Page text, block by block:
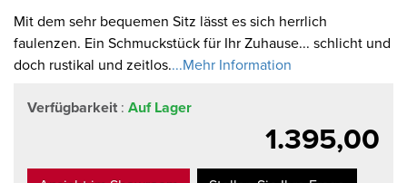
Mit dem sehr bequemen Sitz lässt es sich herrlich
faulenzen. Ein Schmuckstück für Ihr Zuhause... schlicht und
doch rustikal und zeitlos....Mehr Information
Verfügbarkeit : Auf Lager
1.395,00